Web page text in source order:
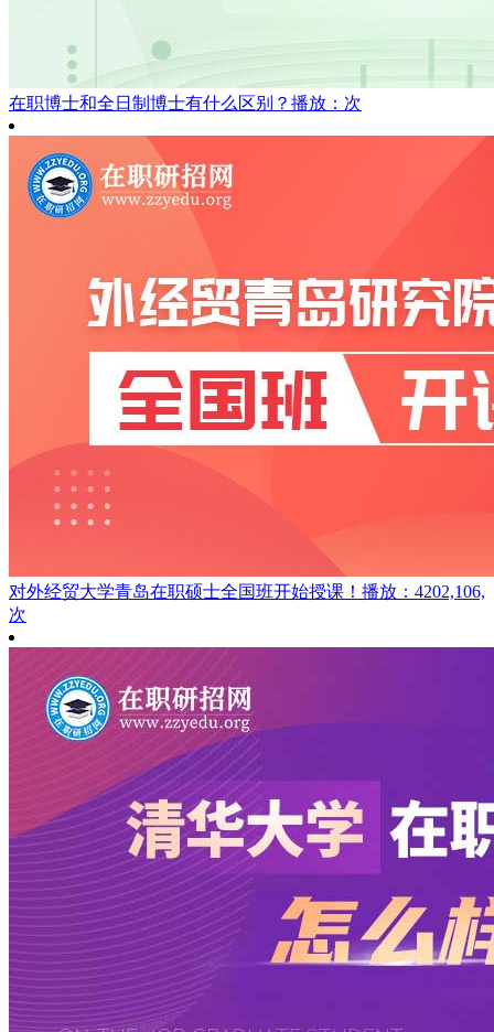
在职博士和全日制博士有什么区别？ 播放：次
对外经贸大学青岛在职硕士全国班开始授课！ 播放：4202,106,
次